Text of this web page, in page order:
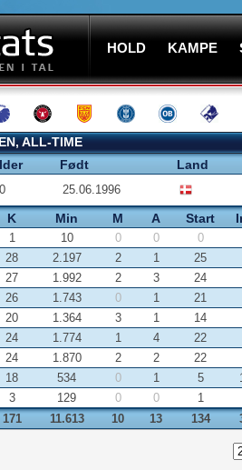
HOLD KAMPE
ALL-TIME
Født Land
25.06.1996
K Min M A Start
1 10 0 0
0
28 2.197 2 1
25
27 1.992 2 3
24
26 1.743 0 1
21
20 1.364 3 1
14
24 1.774 1 4
22
24 1.870 2 2
22
18 534 0 1 5
3 129 0 0
1
171
11.613 10 13 134